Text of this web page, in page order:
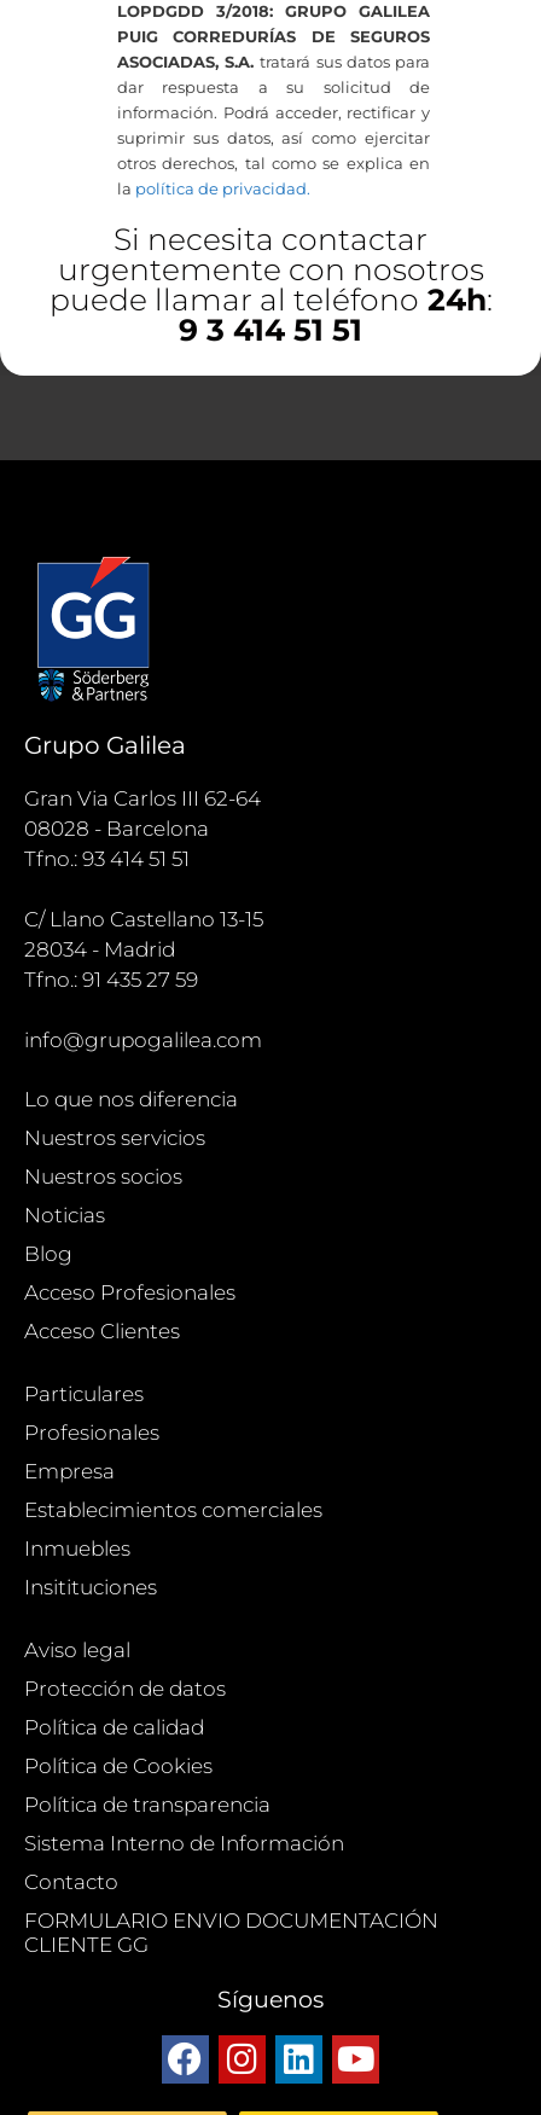
LOPDGDD 3/2018: GRUPO GALILEA
PUIG CORREDURÍAS DE SEGUROS
ASOCIADAS, S.A.tratará sus datos para
dar respuesta a su solicitud de
información. Podrá acceder, rectificar y
suprimir sus datos, así como ejercitar
otros derechos, tal como se explica en
la política de privacidad.
Si necesita contactar
urgentemente con nosotros
puede llamar al teléfono 24h:
9 3 414 51 51
Grupo Galilea
Gran Via Carlos III 62-64
08028 - Barcelona
Tfno.: 93 414 51 51
C/ Llano Castellano 13-15
28034 - Madrid
Tfno.: 91 435 27 59
info@grupogalilea.com
Lo que nos diferencia
Nuestros servicios
Nuestros socios
Noticias
Blog
Acceso Profesionales
Acceso Clientes
Particulares
Profesionales
Empresa
Establecimientos comerciales
Inmuebles
Insitituciones
Aviso legal
Protección de datos
Política de calidad
Política de Cookies
Política de transparencia
Sistema Interno de Información
Contacto
FORMULARIO ENVIO DOCUMENTACIÓN
CLIENTE GG
Síguenos